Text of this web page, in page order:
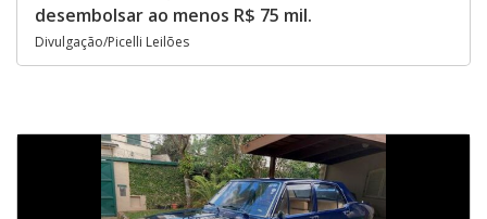
desembolsar ao menos R$ 75 mil.
Divulgação/Picelli Leilões